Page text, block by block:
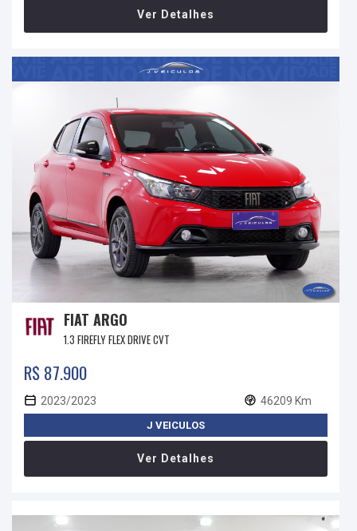
Ver Detalhes
FIAT ARGO
1.3 FIREFLY FLEX DRIVE CVT
R$ 87.900
2023/2023 46209 Km
J VEICULOS
Ver Detalhes